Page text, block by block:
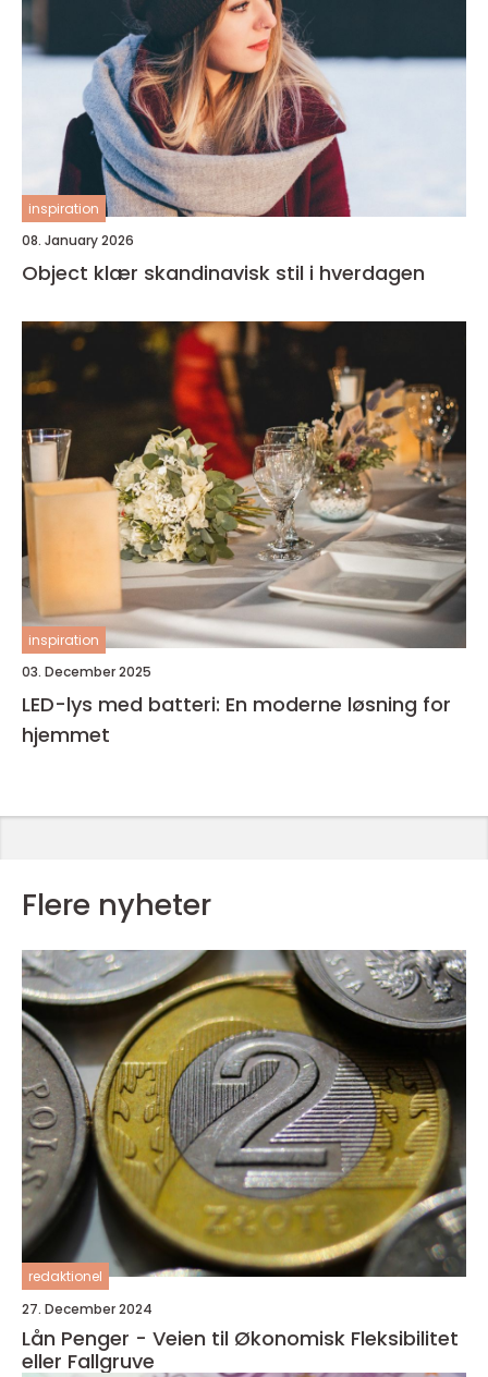
inspiration
08. January 2026
Object klær skandinavisk stil i hverdagen
inspiration
03. December 2025
LED-lys med batteri: En moderne løsning for
hjemmet
Flere nyheter
redaktionel
27. December 2024
Lån Penger - Veien til Økonomisk Fleksibilitet
eller Fallgruve